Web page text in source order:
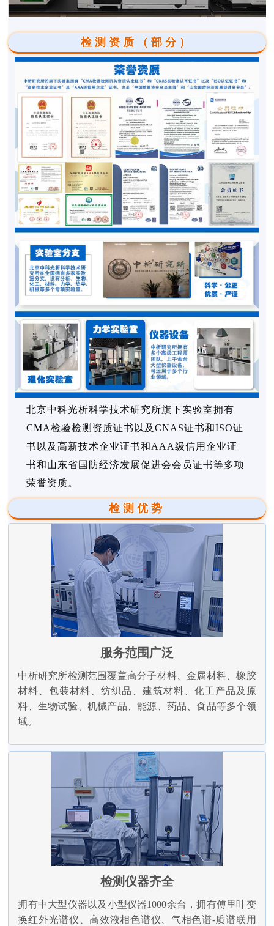
检测资质（部分）
北京中科光析科学技术研究所旗下实验室拥有
CMA检验检测资质证书以及CNAS证书和ISO证
书以及高新技术企业证书和AAA级信用企业证
书和山东省国防经济发展促进会会员证书等多项
荣誉资质。
检测优势
服务范围广泛
中析研究所检测范围覆盖高分子材料、金属材料、橡胶
材料、包装材料、纺织品、建筑材料、化工产品及原
料、生物试验、机械产品、能源、药品、食品等多个领
域。
检测仪器齐全
拥有中大型仪器以及小型仪器1000余台，拥有傅里叶变
换红外光谱仪、高效液相色谱仪、气相色谱-质谱联用